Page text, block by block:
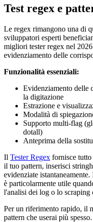
Test regex e
Le regex rimangono una di
sviluppatori esperti
migliori tester regex nel
evidenziamento delle
Funzionalità essenziali:
Evidenziamento delle
la digitazione
Estrazione e
Modalità di
Supporto multi-flag
dotall)
Anteprima della
Il Tester Regex fornisce
il tuo pattern, inserisci
evidenziate
è particolarmente utile
l'analisi dei log o lo scraping
Per un riferimento rapido, il
pattern che userai più spesso.